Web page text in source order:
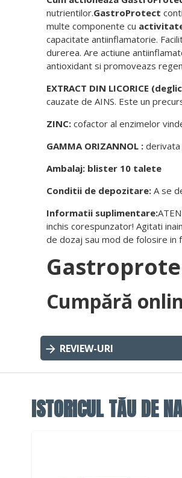
nutrientilor.GastroProtect
multe componente cu
capacitate antiinflamatorie.
durerea. Are actiune
antioxidant si promoveazs
EXTRACT DIN LICORICE (
cauzate de AINS. Este un
ZINC: cofactor al enzimelor
GAMMA ORIZANNOL : derivata
Ambalaj: blister 10 talete
Conditii de depozitare: A se
Informatii suplimentare:
inchis corespunzator! Agitati
de dozaj sau mod de folosire in
Cumpără
REVIEW-URI
ISTORICUL TĂU DE